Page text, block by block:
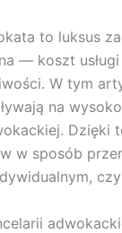
to luksus
— koszt
W tym
na
w sposób